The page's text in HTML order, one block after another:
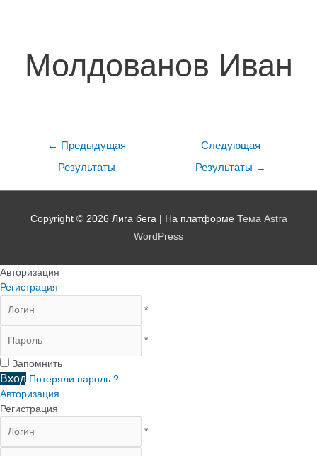
Молдованов Иван
← Предыдущая
Результаты
Следующая
Результаты →
Copyright © 2026 Лига бега| На платформе Тема Astra
WordPress
Авторизация
Регистрация
*
*
Запомнить
Вход Потеряли пароль ?
Авторизация
Регистрация
*